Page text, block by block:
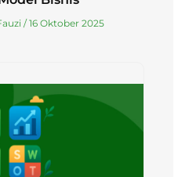
/16 Oktober 2025